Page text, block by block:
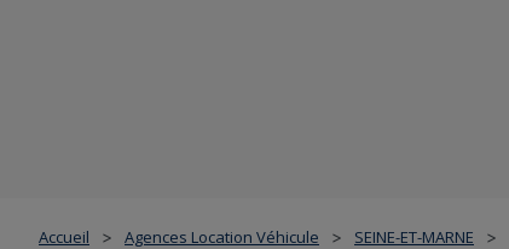
Accueil > Agences Location Véhicule > SEINE-ET-MARNE >